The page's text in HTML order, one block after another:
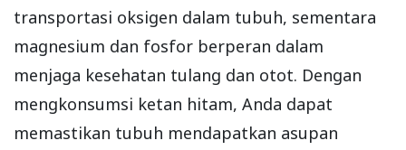
transportasi oksigen dalam tubuh, sementara
magnesium dan fosfor berperan dalam
menjaga kesehatan tulang dan otot. Dengan
mengkonsumsi ketan hitam, Anda dapat
memastikan tubuh mendapatkan asupan